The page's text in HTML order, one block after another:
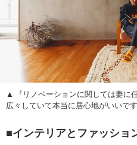
『リノベーションに関しては妻
広々していて本当に居心地がいいで
■インテリアとファッショ